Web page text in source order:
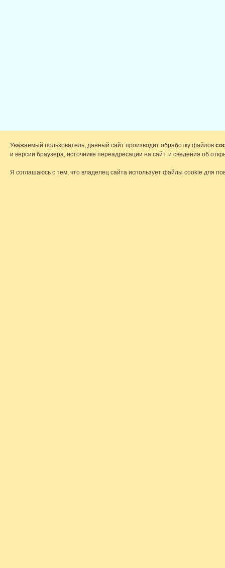
Уважаемый пользователь, данный сайт производит обработку файлов
и версии браузера, источнике переадресации на сайт, и сведения об
Я соглашаюсь с тем, что владелец сайта использует файлы cookie для